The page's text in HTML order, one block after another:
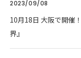
2023/09/08
10月18日 大阪で開催
界』